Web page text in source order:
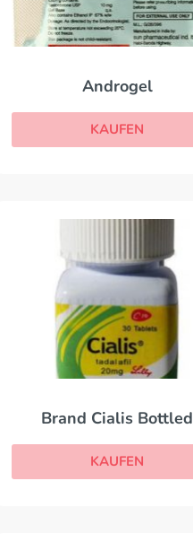
Androgel
KAUFEN
Brand Cialis Bottled
KAUFEN